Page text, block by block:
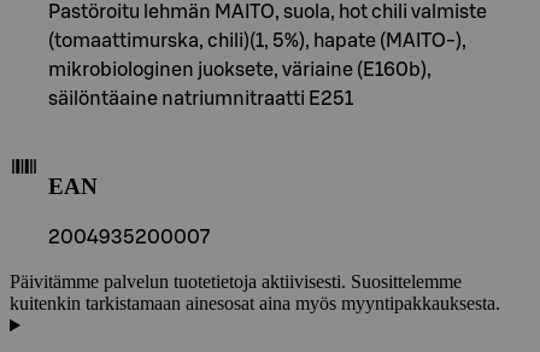
Pastöroitu lehmän MAITO, suola, hot chili valmiste
(tomaattimurska, chili)(1, 5%), hapate (MAITO-),
mikrobiologinen juoksete, väriaine (E160b),
säilöntäaine natriumnitraatti E251
EAN
2004935200007
Päivitämme palvelun tuotetietoja aktiivisesti. Suosittelemme
kuitenkin tarkistamaan ainesosat aina myös myyntipakkauksesta.